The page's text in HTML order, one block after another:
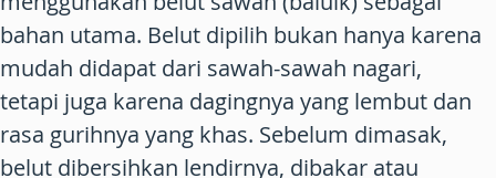
bahan utama. Belut dipilih bukan hanya karena
mudah didapat dari sawah-sawah nagari,
tetapi juga karena dagingnya yang lembut dan
rasa gurihnya yang khas. Sebelum dimasak,
belut dibersihkan lendirnya, dibakar atau